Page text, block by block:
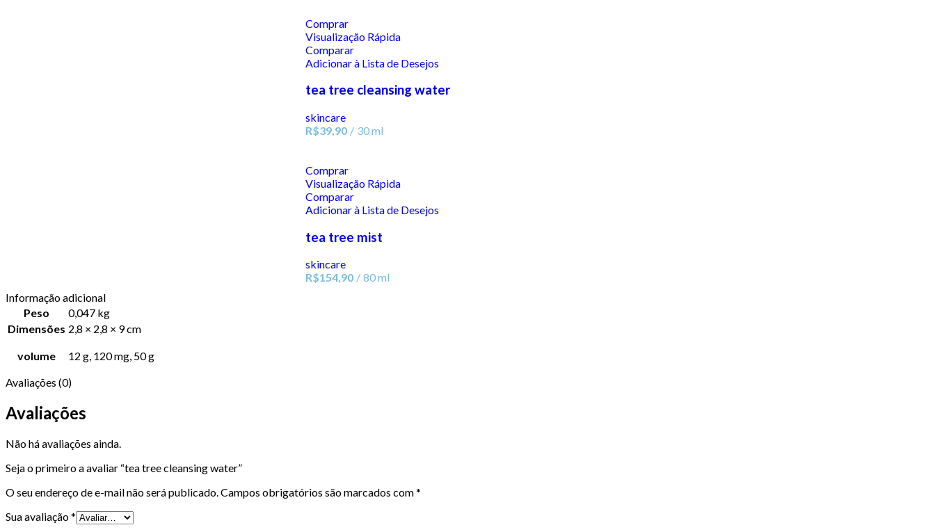
Comprar
Visualização Rápida
Comparar
Adicionar à Lista de Desejos
tea tree cleansing water
skincare
R$39,90 30 ml
Comprar
Visualização Rápida
Comparar
Adicionar à Lista de Desejos
tea tree mist
skincare
R$154,90 80 ml
Informação adicional
Peso
0,047 kg
Dimensões 2,8 × 2,8 × 9 cm
volume
12 g, 120 mg, 50 g
Avaliações (0)
Avaliações
Não há avaliações ainda.
Seja o primeiro a avaliar “tea tree cleansing water”
O seu endereço de e-mail não será publicado.Campos obrigatórios são marcados com*
Sua avaliação*